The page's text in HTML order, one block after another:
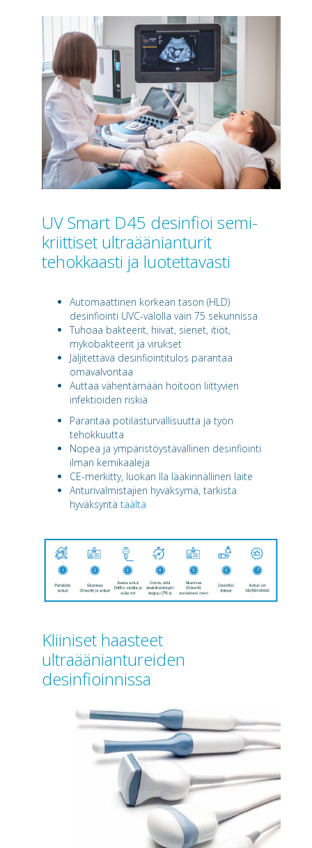
UV Smart D45 desinfioi semi-
kriittiset ultraäänianturit
tehokkaasti ja luotettavasti
Automaattinen korkean tason (HLD)
desinfiointi UVC-valolla vain 75 sekunnissa
Tuhoaa bakteerit, hiivat, sienet, itiöt,
mykobakteerit ja virukset
Jäljitettävä desinfiointitulos parantaa
omavalvontaa
Auttaa vähentämään hoitoon liittyvien
infektioiden riskiä
Parantaa potilasturvallisuutta ja työn
tehokkuutta
Nopea ja ympäristöystävällinen desinfiointi
ilman kemikaaleja
CE-merkitty, luokan IIa lääkinnällinen laite
Anturivalmistajien hyväksymä, tarkista
hyväksyntä täältä
Kliiniset haasteet
ultraääniantureiden
desinfioinnissa